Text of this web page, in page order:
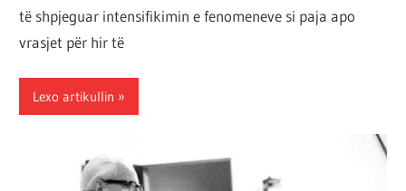
të shpjeguar intensifikimin e fenomeneve si paja apo
vrasjet për hir të
Lexo artikullin